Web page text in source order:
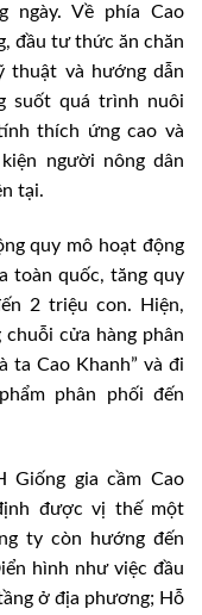
ngày. Về phía Cao
đầu tư thức ăn chăn
thuật và hướng dẫn
suốt quá trình nuôi
thích ứng cao và
người nông dân
tại.
quy mô hoạt động
toàn quốc, tăng quy
2 triệu con. Hiện,
cửa hàng phân
ta Cao Khanh” và đi
phân phối đến
Giống gia cầm Cao
được vị thế một
ty còn hướng đến
hình như việc đầu
ở địa phương; Hỗ